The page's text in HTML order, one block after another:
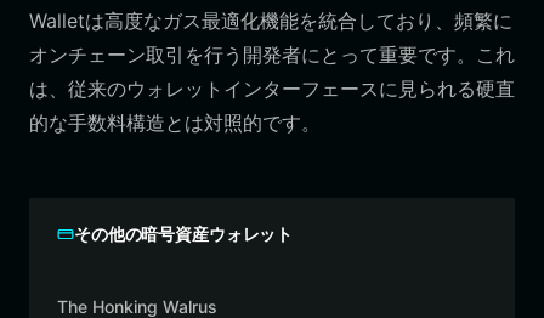
Walletは高度なガス最適化機能を統合しており、頻繁に
オンチェーン取引を行う開発者にとって重要です。これ
は、従来のウォレットインターフェースに見られる硬直
的な手数料構造とは対照的です。
その他の暗号資産ウォレット
The Honking Walrus